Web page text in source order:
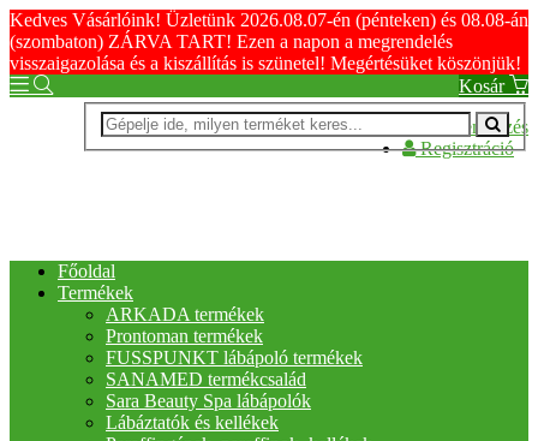
Kedves Vásárlóink! Üzletünk 2026.08.07-én (pénteken) és 08.08-án
(szombaton) ZÁRVA TART! Ezen a napon a megrendelés
visszaigazolása és a kiszállítás is szünetel! Megértésüket köszönjük!
Kosár
Bejelentkezés
Regisztráció
Főoldal
Termékek
ARKADA termékek
Prontoman termékek
FUSSPUNKT lábápoló termékek
SANAMED termékcsalád
Sara Beauty Spa lábápolók
Lábáztatók és kellékek